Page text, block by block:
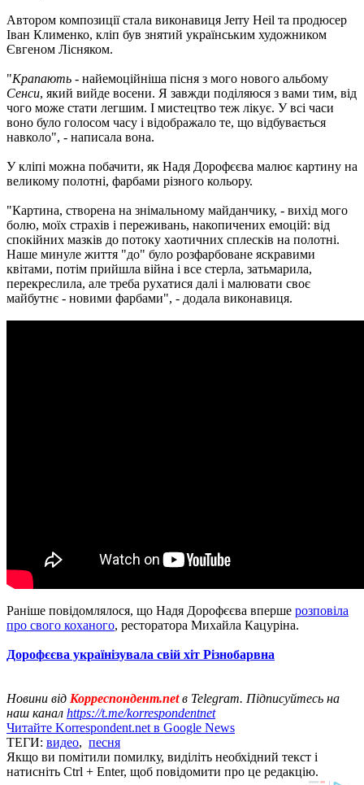
Автором композиції стала виконавиця Jerry Heil та продюсер
Іван Клименко, кліп був знятий українським художником
Євгеном Лісняком.
"Крапають - найемоційніша пісня з мого нового альбому
Сенси, який вийде восени. Я завжди поділяюся з вами тим, від
чого може стати легшим. І мистецтво теж лікує. У всі часи
воно було голосом часу і відображало те, що відбувається
навколо", - написала вона.
У кліпі можна побачити, як Надя Дорофєєва малює картину на
великому полотні, фарбами різного кольору.
"Картина, створена на знімальному майданчику, - вихід мого
болю, моїх страхів і переживань, накопичених емоцій: від
спокійних мазків до потоку хаотичних сплесків на полотні.
Наше минуле життя "до" було розфарбоване яскравими
квітами, потім прийшла війна і все стерла, затьмарила,
перекреслила, але треба рухатися далі і малювати своє
майбутнє - новими фарбами", - додала виконавиця.
Раніше повідомлялося, що Надя Дорофєєва вперше розповіла
про свого коханого, ресторатора Михайла Кацуріна.
Дорофєєва українізувала свій хіт Різнобарвна
Новини від Корреспондент.netв Telegram. Підписуйтесь на
наш канал https://t.me/korrespondentnet
Читайте Korrespondent.net в Google News
ТЕГИ: видео, песня
Якщо ви помітили помилку, виділіть необхідний текст і
натисніть Ctrl + Enter, щоб повідомити про це редакцію.